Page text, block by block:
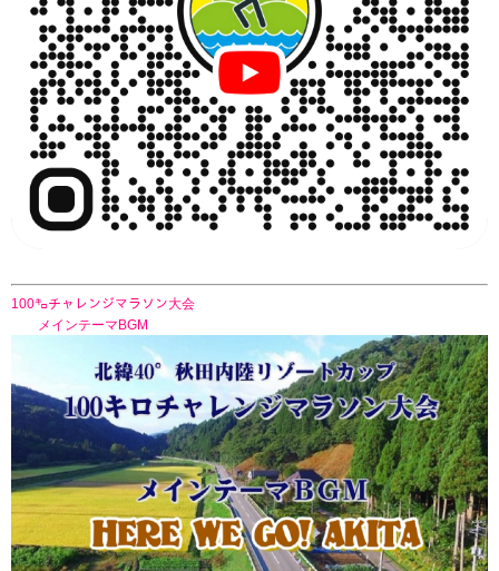
100㌔チャレンジマラソン大会
メインテーマBGM